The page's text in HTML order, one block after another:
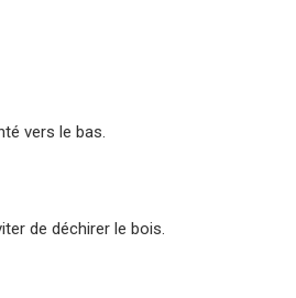
vers le bas.
de déchirer le bois.